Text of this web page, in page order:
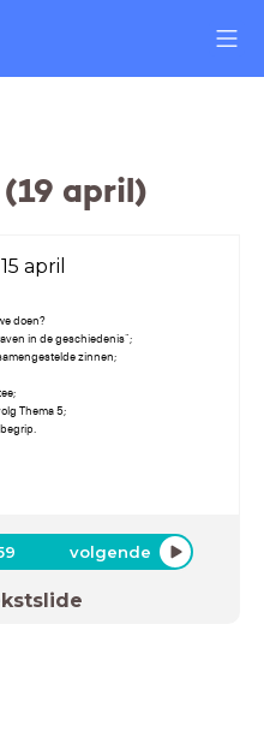
april)
april
doen?
in de geschiedenis";
zinnen;
Thema 5;
volgende